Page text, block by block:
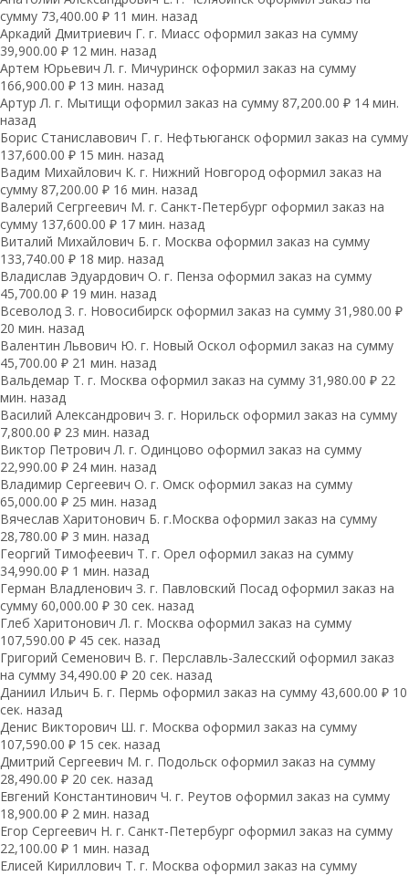
сумму 73,400.00 ₽ 11 мин. назад
Аркадий Дмитриевич Г. г. Миасс оформил заказ на сумму
39,900.00 ₽ 12 мин. назад
Артем Юрьевич Л. г. Мичуринск оформил заказ на сумму
166,900.00 ₽ 13 мин. назад
Артур Л. г. Мытищи оформил заказ на сумму 87,200.00 ₽ 14 мин.
назад
Борис Станиславович Г. г. Нефтьюганск оформил заказ на сумму
137,600.00 ₽ 15 мин. назад
Вадим Михайлович К. г. Нижний Новгород оформил заказ на
сумму 87,200.00 ₽ 16 мин. назад
Валерий Сегргеевич М. г. Санкт-Петербург оформил заказ на
сумму 137,600.00 ₽ 17 мин. назад
Виталий Михайлович Б. г. Москва оформил заказ на сумму
133,740.00 ₽ 18 мир. назад
Владислав Эдуардович О. г. Пенза оформил заказ на сумму
45,700.00 ₽ 19 мин. назад
Всеволод З. г. Новосибирск оформил заказ на сумму 31,980.00 ₽
20 мин. назад
Валентин Львович Ю. г. Новый Оскол оформил заказ на сумму
45,700.00 ₽ 21 мин. назад
Вальдемар Т. г. Москва оформил заказ на сумму 31,980.00 ₽ 22
мин. назад
Василий Александрович З. г. Норильск оформил заказ на сумму
7,800.00 ₽ 23 мин. назад
Виктор Петрович Л. г. Одинцово оформил заказ на сумму
22,990.00 ₽ 24 мин. назад
Владимир Сергеевич О. г. Омск оформил заказ на сумму
65,000.00 ₽ 25 мин. назад
Вячеслав Харитонович Б. г.Москва оформил заказ на сумму
28,780.00 ₽ 3 мин. назад
Георгий Тимофеевич Т. г. Орел оформил заказ на сумму
34,990.00 ₽ 1 мин. назад
Герман Владленович З. г. Павловский Посад оформил заказ на
сумму 60,000.00 ₽ 30 сек. назад
Глеб Харитонович Л. г. Москва оформил заказ на сумму
107,590.00 ₽ 45 сек. назад
Григорий Семенович В. г. Перславль-Залесский оформил заказ
на сумму 34,490.00 ₽ 20 сек. назад
Даниил Ильич Б. г. Пермь оформил заказ на сумму 43,600.00 ₽ 10
сек. назад
Денис Викторович Ш. г. Москва оформил заказ на сумму
107,590.00 ₽ 15 сек. назад
Дмитрий Сергеевич М. г. Подольск оформил заказ на сумму
28,490.00 ₽ 20 сек. назад
Евгений Константинович Ч. г. Реутов оформил заказ на сумму
18,900.00 ₽ 2 мин. назад
Егор Сергеевич Н. г. Санкт-Петербург оформил заказ на сумму
22,100.00 ₽ 1 мин. назад
Елисей Кириллович Т. г. Москва оформил заказ на сумму